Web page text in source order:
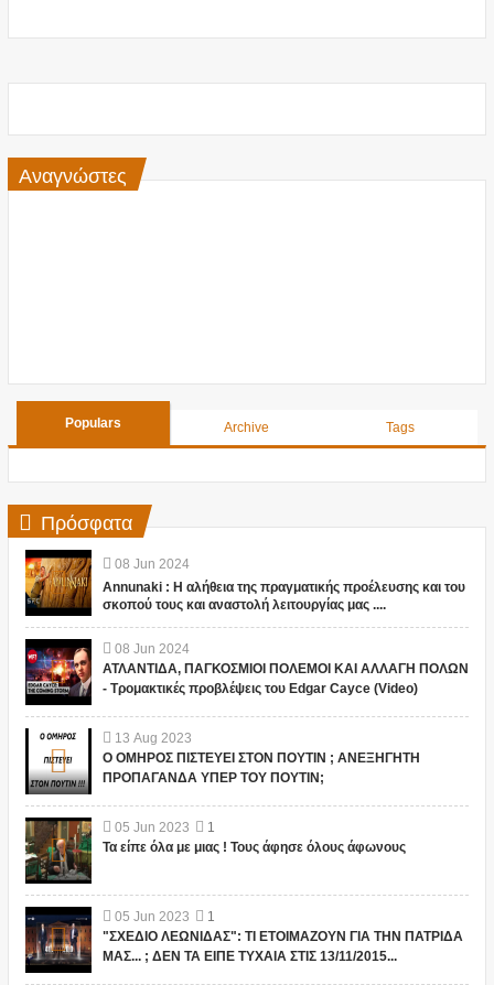
Αναγνώστες
Populars Archive Tags
Πρόσφατα
08 Jun 2024
Annunaki : Η αλήθεια της πραγματικής προέλευσης και του
σκοπού τους και αναστολή λειτουργίας μας ....
08 Jun 2024
ΑΤΛΑΝΤΙΔΑ, ΠΑΓΚΟΣΜΙΟΙ ΠΟΛΕΜΟΙ ΚΑΙ ΑΛΛΑΓΗ ΠΟΛΩΝ
- Τρομακτικές προβλέψεις του Edgar Cayce (Video)
13 Aug 2023
Ο ΟΜΗΡΟΣ ΠΙΣΤΕΥΕΙ ΣΤΟΝ ΠΟΥΤΙΝ ; ΑΝΕΞΗΓΗΤΗ
ΠΡΟΠΑΓΑΝΔΑ ΥΠΕΡ ΤΟΥ ΠΟΥΤΙΝ;
05 Jun 2023
1
Τα είπε όλα με μιας ! Τους άφησε όλους άφωνους
05 Jun 2023
1
"ΣΧΕΔΙΟ ΛΕΩΝΙΔΑΣ": ΤΙ ΕΤΟΙΜΑΖΟΥΝ ΓΙΑ ΤΗΝ ΠΑΤΡΙΔΑ
ΜΑΣ... ; ΔΕΝ ΤΑ ΕΙΠΕ ΤΥΧΑΙΑ ΣΤΙΣ 13/11/2015...